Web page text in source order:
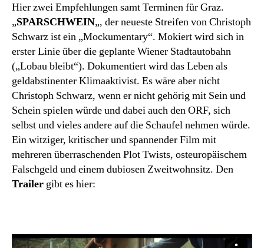
Hier zwei Empfehlungen samt Terminen für Graz.
„SPARSCHWEIN„, der neueste Streifen von Christoph
Schwarz ist ein „Mockumentary“. Mokiert wird sich in
erster Linie über die geplante Wiener Stadtautobahn
(„Lobau bleibt“). Dokumentiert wird das Leben als
geldabstinenter Klimaaktivist. Es wäre aber nicht
Christoph Schwarz, wenn er nicht gehörig mit Sein und
Schein spielen würde und dabei auch den ORF, sich
selbst und vieles andere auf die Schaufel nehmen würde.
Ein witziger, kritischer und spannender Film mit
mehreren überraschenden Plot Twists, osteuropäischem
Falschgeld und einem dubiosen Zweitwohnsitz. Den
Trailer gibt es hier: